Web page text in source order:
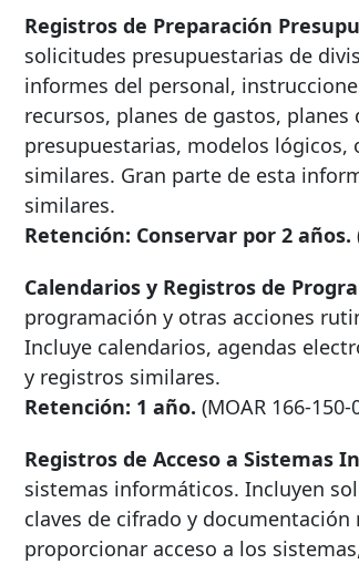
Registros de Preparación
solicitudes presupuestarias de
informes del personal,
recursos, planes de gastos,
presupuestarias, modelos
similares. Gran parte de esta
similares.
Retención: Conservar por 2 años.
Calendarios y Registros de
programación y otras acciones
Incluye calendarios, agendas
y registros similares.
Retención: 1 año. (MOAR 166-150-
Registros de Acceso a Sistemas
sistemas informáticos. Incluyen
claves de cifrado y
proporcionar acceso a los